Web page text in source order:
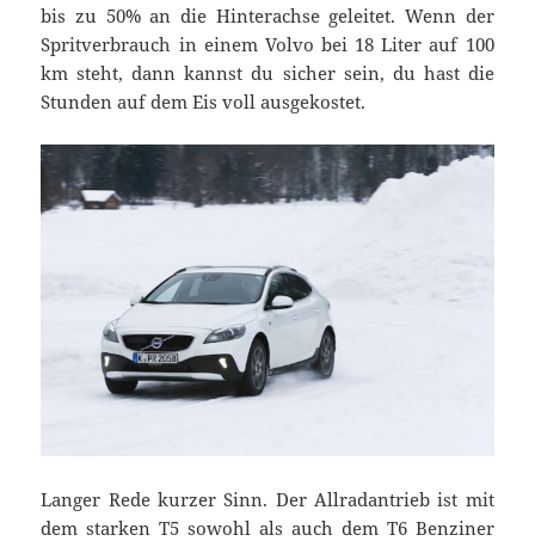
bis zu 50% an die Hinterachse geleitet. Wenn der
Spritverbrauch in einem Volvo bei 18 Liter auf 100
km steht, dann kannst du sicher sein, du hast die
Stunden auf dem Eis voll ausgekostet.
Langer Rede kurzer Sinn. Der Allradantrieb ist mit
dem starken T5 sowohl als auch dem T6 Benziner